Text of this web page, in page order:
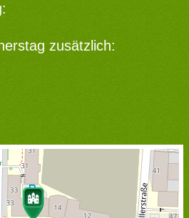
zusätzlich: